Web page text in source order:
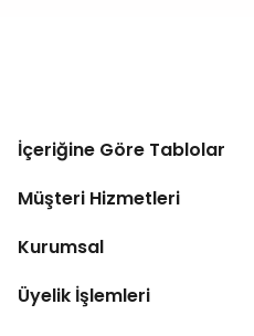
İçeriğine Göre Tablolar
Müşteri Hizmetleri
Kurumsal
Üyelik İşlemleri